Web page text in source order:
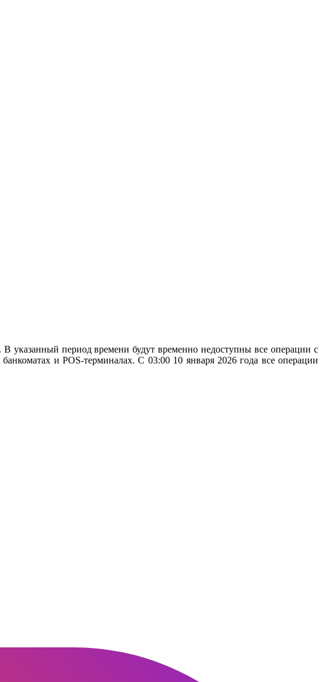
указанный период времени будут временно недоступны все операции с
и POS-терминалах. С 03:00 10 января 2026 года все операции